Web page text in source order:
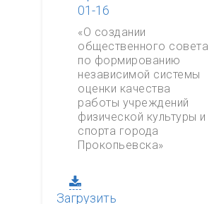
01-16
«О создании
общественного совета
по формированию
независимой системы
оценки качества
работы учреждений
физической культуры и
спорта города
Прокопьевска»
Загрузить